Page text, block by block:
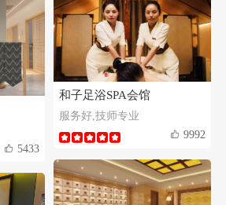
5433
和子足浴SPA会馆
服务好,技师专业
9992